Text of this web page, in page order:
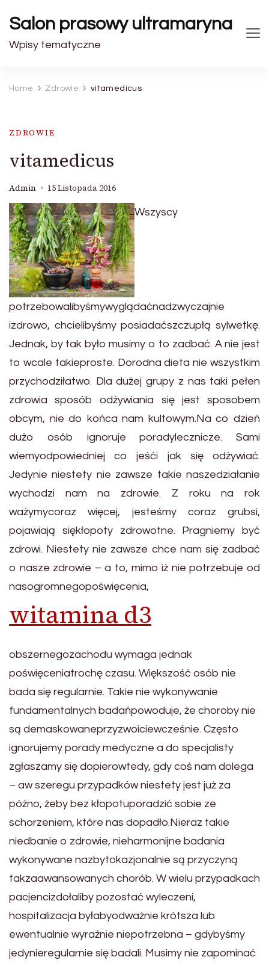
Salon prasowy ultramaryna
Wpisy tematyczne
Home Zdrowie vitamedicus
ZDROWIE
vitamedicus
Admin 15 Listopada 2016
Wszyscy
potrzebowalibyśmywyglądaćnadzwyczajnie
izdrowo, chcielibyśmy posiadaćszczupłą sylwetkę.
Jednak, by tak było musimy o to zadbać. A nie jest
to wcale takieproste. Dorodna dieta nie wszystkim
przychodziłatwo. Dla dużej grupy z nas taki pełen
zdrowia sposób odżywiania się jest sposobem
obcym, nie do końca nam kultowym.Na co dzień
dużo osób ignoruje poradylecznicze. Sami
wiemyodpowiedniej co jeśći jak się odżywiać.
Jedynie niestety nie zawsze takie naszedziałanie
wychodzi nam na zdrowie. Z roku na rok
ważymycoraz więcej, jesteśmy coraz grubsi,
pojawiają siękłopoty zdrowotne. Pragniemy być
zdrowi. Niestety nie zawsze chce nam się zadbać
o nasze zdrowie – a to, mimo iż nie potrzebuje od
nasogromnegopoświęcenia,
witamina d3
obszernegozachodu wymaga jednak
poświęceniatrochę czasu. Większość osób nie
bada się regularnie. Takie nie wykonywanie
fundamentalnych badańpowoduje, że choroby nie
są demaskowaneprzyzwoiciewcześnie. Często
ignorujemy porady medyczne a do specjalisty
zgłaszamy się dopierowtedy, gdy coś nam dolega
– aw szeregu przypadków niestety jest już za
późno, żeby bez kłopotuporadzić sobie ze
schorzeniem, które nas dopadło.Nieraz takie
niedbanie o zdrowie, nieharmonijne badania
wykonywane nazbytokazjonalnie są przyczyną
takzaawansowanych chorób. W wielu przypadkach
pacjencizdołaliby pozostać wyleczeni,
hospitalizacja byłabyodważnie krótsza lub
ewentualnie wyraźnie niepotrzebna – gdybyśmy
jedynieregularnie się badali. Musimy nie zapominać